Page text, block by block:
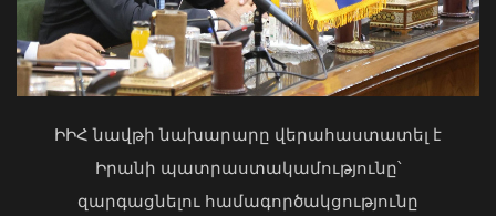
Բացահայտվել է Արգամ Աբրահամյանի
կողմից պատվիրված սպանության
դեպքը. ՔԿ
ախտանիշներով դիմել է ԲԿ. ՀՎԿԱԿ
02 Օգոստոս, 2026 15:06
ԻԻՀ նավթի նախարարը վերահաստատել է
Իրանի պատրաստակամությունը՝
զարգացնելու համագործակցությունը